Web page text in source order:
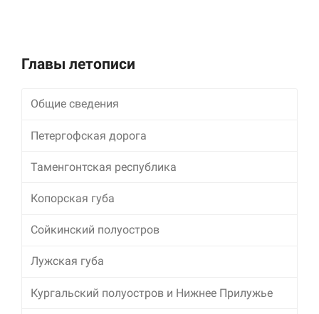
Главы летописи
Общие сведения
Петергофская дорога
Таменгонтская республика
Копорская губа
Сойкинский полуостров
Лужская губа
Кургальский полуостров и Нижнее Прилужье